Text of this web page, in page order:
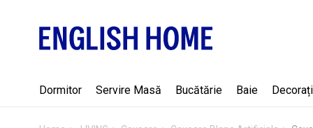
Dormitor Servire Masă Bucătărie Baie